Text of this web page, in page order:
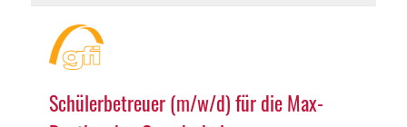
Schülerbetreuer (m/w/d) für die Max-